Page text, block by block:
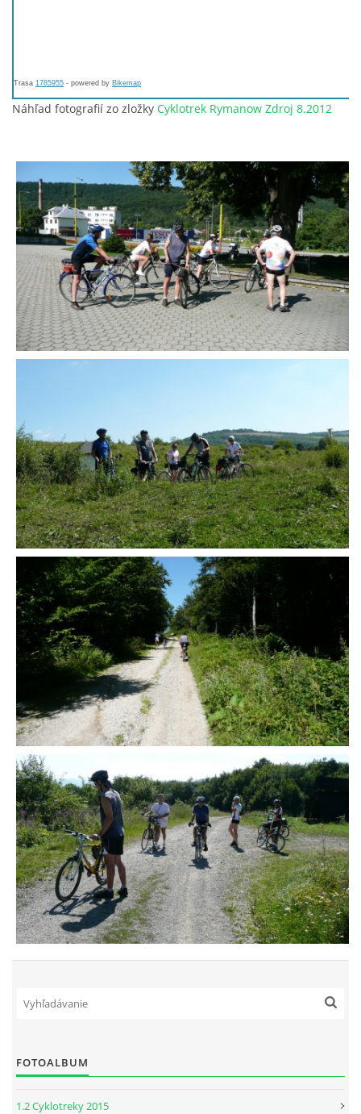
Trasa 1785955 - powered by Bikemap
Náhľad fotografií zo zložky Cyklotrek Rymanow Zdroj 8.2012
FOTOALBUM
1.2 Cyklotreky 2015